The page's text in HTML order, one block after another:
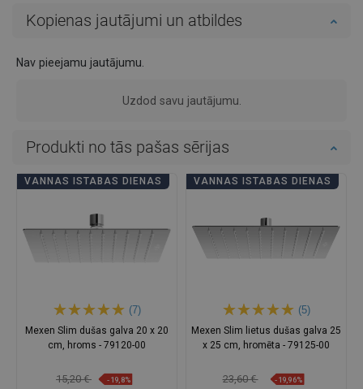
Kopienas jautājumi un atbildes
Nav pieejamu jautājumu.
Uzdod savu jautājumu.
Produkti no tās pašas sērijas
VANNAS ISTABAS DIENAS
(7)
Mexen Slim dušas galva 20 x 20
cm, hroms - 79120-00
15,20 € -19,8%
VANNAS ISTABAS DIENAS
(5)
Mexen Slim lietus dušas galva 25
x 25 cm, hromēta - 79125-00
23,60 € -19,96%